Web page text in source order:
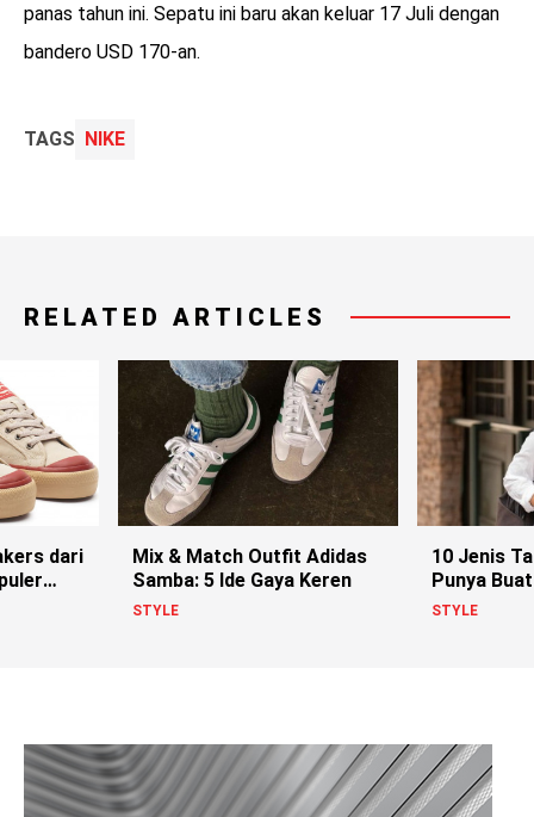
panas tahun ini. Sepatu ini baru akan keluar 17 Juli dengan
bandero USD 170-an.
TAGS NIKE
RELATED ARTICLES
dari
Mix & Match Outfit Adidas
Samba: 5 Ide Gaya Keren
STYLE
10 Jenis
Punya
Lo
STYLE